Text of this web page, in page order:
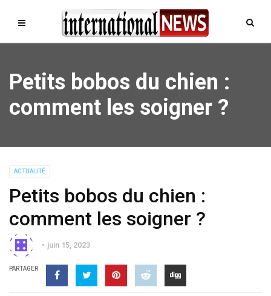
Petits bobos du chien :
comment les soigner ?
ACTUALITÉ
Petits bobos du chien :
comment les soigner ?
juin 15, 2023
PARTAGER